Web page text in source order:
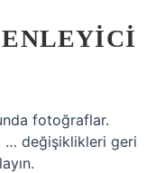
fotoğraflar.
… değişiklikleri geri